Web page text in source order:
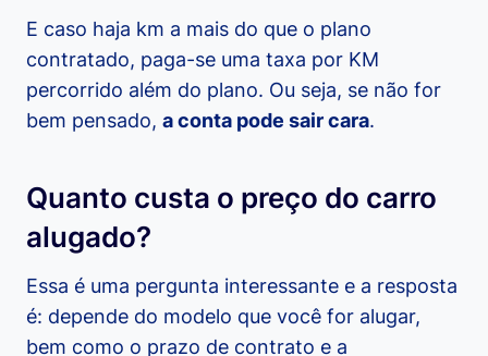
E caso haja km a mais do que o plano
contratado, paga-se uma taxa por KM
percorrido além do plano. Ou seja, se não for
bem pensado, a conta pode sair cara.
Quanto custa o preço do carro
alugado?
Essa é uma pergunta interessante e a resposta
é: depende do modelo que você for alugar,
bem como o prazo de contrato e a